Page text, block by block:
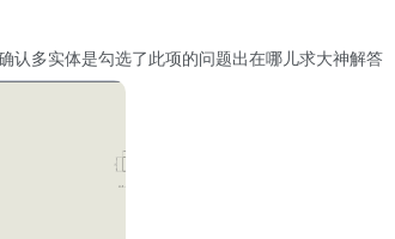
认多实体是勾选了此项的问题出在哪儿求大神解答